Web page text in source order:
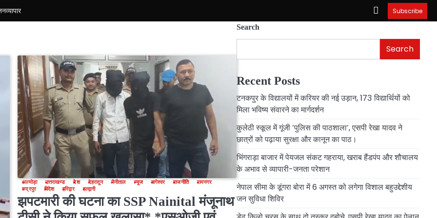
व्यापार Subscribe
अल्मोड़ा उत्तराखण्ड देश देहरादून नैनीताल न्यूज बागेश्वर राजनीति
रामनगर
रुद्रपुर
विदेश हरिद्वार हल्द्वानी
झपटमारी की घटना का SSP Nainital मंजूनाथ
Search
Search
Recent Posts
टनकपुर के विद्यालयों में करियर की नई उड़ान, 173 विद्यार्थियों को
मिला भविष्य संवारने का मार्गदर्शन
कुलेठी स्कूल में गूंजी ‘पुलिस की पाठशाला’, एसपी रेखा यादव ने
छात्रों को पढ़ाया सुरक्षा और कानून का पाठ।
भिंगराड़ा बाजार में पेयजल संकट गहराया, खराब हैंडपंप और शौचालय
के अभाव से व्यापारी-जनता परेशान
नेपाल सीमा के डूंगरा बोरा में 6 अगस्त को लगेगा विशाल बहुउद्देशीय
जन सुविधा शिविर